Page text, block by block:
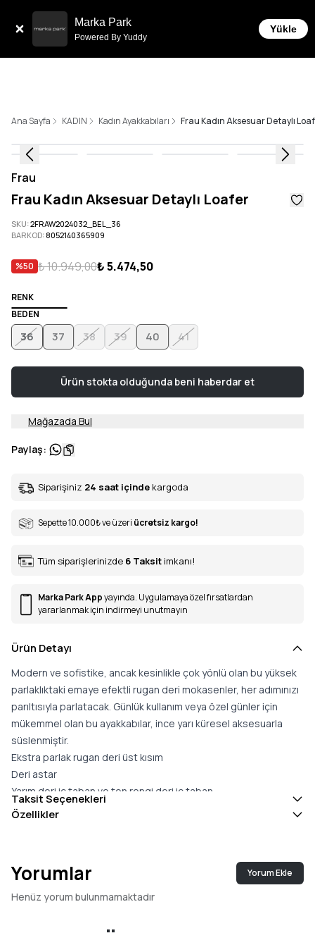
Marka Park
Powered By Yuddy
Yükle
Tüm Siparişlerde 6 Taksit İmkanı!
Ana Sayfa KADIN Kadın Ayakkabıları Frau Kadın Aksesuar Detaylı
Frau
Frau Kadın Aksesuar Detaylı Loafer
SKU:2FRAW2024032_BEL_36
BARKOD: 8052140365909
%50 ₺ 10.949,00₺ 5.474,50
RENK
BEDEN
36 37 38 39 40 41
Ürün stokta olduğunda beni haberdar et
Mağazada Bul
Paylaş:
Siparişiniz 24 saat içinde kargoda
Sepette 10.000₺ve üzeri ücretsiz kargo!
Tüm siparişlerinizde 6 Taksit imkanı!
Marka Park Appyayında. Uygulamaya özel fırsatlardan
yararlanmak için indirmeyi unutmayın
Ürün Detayı
Modern ve sofistike, ancak kesinlikle çok yönlü olan bu yüksek
parlaklıktaki emaye efektli rugan deri mokasenler, her adımınızı
parıltısıyla parlatacak. Günlük kullanım veya özel günler için
mükemmel olan bu ayakkabılar, ince yarı küresel aksesuarla
süslenmiştir.
Ekstra parlak rugan deri üst kısım
Deri astar
Yarım deri iç taban ve ten rengi deri iç taban
TPU taban
Malzeme: Üst kısım: %80 sığır derisi; %20 kumaş; Astar: %100
koyun derisi; İç taban: %50 sığır derisi, %50 koyun derisi;
Taban: TPU
Taksit Seçenekleri
Özellikler
Yorumlar Yorum Ekle
Henüz yorum bulunmamaktadır